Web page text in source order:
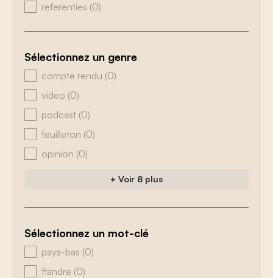
referenties (0)
Sélectionnez un genre
zoeken - genre
compte rendu (0)
video (0)
podcast (0)
feuilleton (0)
opinion (0)
+ Voir 8 plus
Sélectionnez un mot-clé
zoeken - tags
pays-bas (0)
flandre (0)